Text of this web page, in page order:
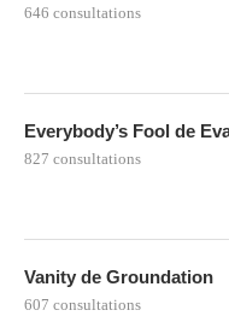
646 consultations
Everybody’s Fool de
827 consultations
Vanity de Groundation
607 consultations